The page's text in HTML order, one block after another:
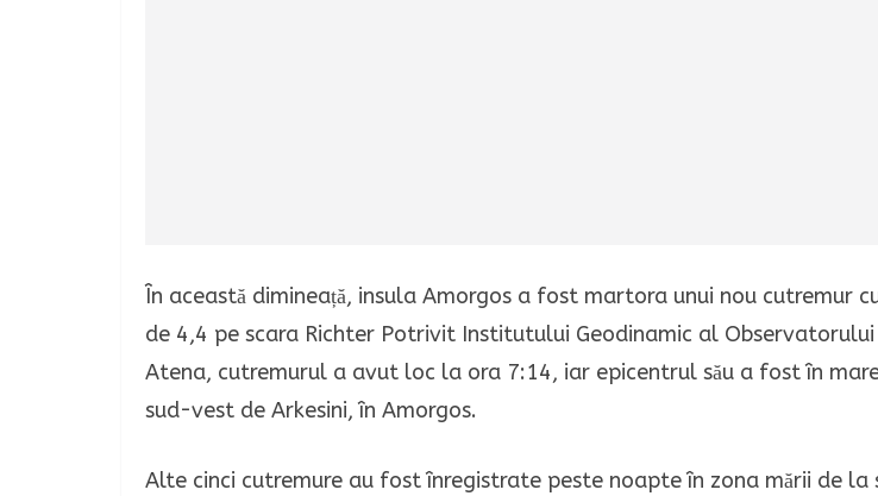
În această dimineață, insula Amorgos a fost martora unui nou cutremur
de 4,4 pe scara Richter Potrivit Institutului Geodinamic al
Atena, cutremurul a avut loc la ora 7:14, iar epicentrul său a fost în
sud-vest de Arkesini, în Amorgos.
Alte cinci cutremure au fost înregistrate peste noapte în zona mării de la